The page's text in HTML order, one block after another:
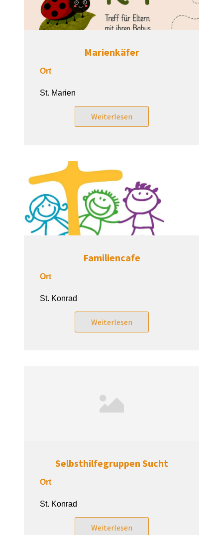
Marienkäfer
Ort
St. Marien
Weiterlesen
Familiencafe
Ort
St. Konrad
Weiterlesen
Selbsthilfegruppen Sucht
Ort
St. Konrad
Weiterlesen